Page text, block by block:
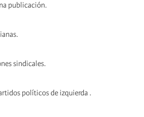
publicación.
sindicales.
políticos de izquierda .